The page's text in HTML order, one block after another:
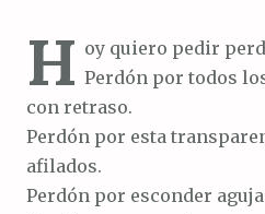
H oy quiero pedir
Perdón por todos
con retraso.
Perdón por esta
afilados.
Perdón por esconder